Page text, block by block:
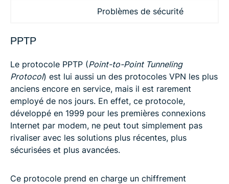
Problèmes de sécurité
PPTP
Le protocole PPTP (Point-to-Point Tunneling
Protocol) est lui aussi un des protocoles VPN les plus
anciens encore en service, mais il est rarement
employé de nos jours. En effet, ce protocole,
développé en 1999 pour les premières connexions
Internet par modem, ne peut tout simplement pas
rivaliser avec les solutions plus récentes, plus
sécurisées et plus avancées.
Ce protocole prend en charge un chiffrement